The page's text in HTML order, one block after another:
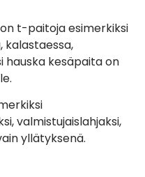
t-paitoja esimerkiksi
kalastaessa,
hauska kesäpaita on
valmistujaislahjaksi,
yllätyksenä.